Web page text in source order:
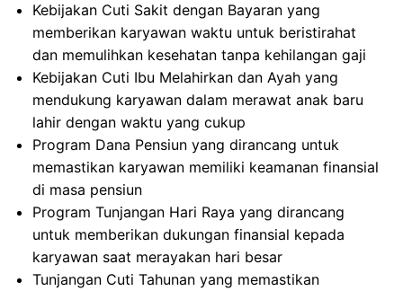
Kebijakan Cuti Sakit dengan Bayaran yang
memberikan karyawan waktu untuk beristirahat
dan memulihkan kesehatan tanpa kehilangan gaji
Kebijakan Cuti Ibu Melahirkan dan Ayah yang
mendukung karyawan dalam merawat anak baru
lahir dengan waktu yang cukup
Program Dana Pensiun yang dirancang untuk
memastikan karyawan memiliki keamanan finansial
di masa pensiun
Program Tunjangan Hari Raya yang dirancang
untuk memberikan dukungan finansial kepada
karyawan saat merayakan hari besar
Tunjangan Cuti Tahunan yang memastikan